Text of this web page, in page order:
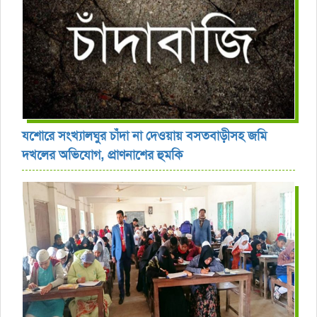
যশোরে সংখ্যালঘুর চাঁদা না দেওয়ায় বসতবাড়ীসহ জমি
দখলের অভিযোগ, প্রাণনাশের হুমকি